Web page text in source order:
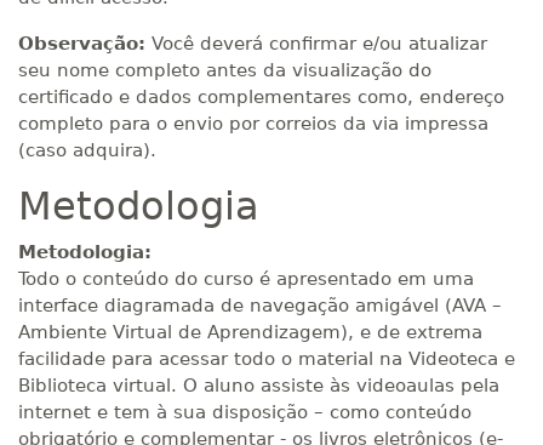
Observação: Você deverá confirmar e/ou atualizar
seu nome completo antes da visualização do
certificado e dados complementares como, endereço
completo para o envio por correios da via impressa
(caso adquira).
Metodologia
Metodologia:
Todo o conteúdo do curso é apresentado em uma
interface diagramada de navegação amigável (AVA –
Ambiente Virtual de Aprendizagem), e de extrema
facilidade para acessar todo o material na Videoteca e
Biblioteca virtual. O aluno assiste às videoaulas pela
internet e tem à sua disposição – como conteúdo
obrigatório e complementar - os livros eletrônicos (e-